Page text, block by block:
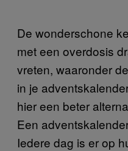
De wonderschone
met een overdosis
vreten, waaronder
in je
hier een beter
Een
Iedere dag is er op